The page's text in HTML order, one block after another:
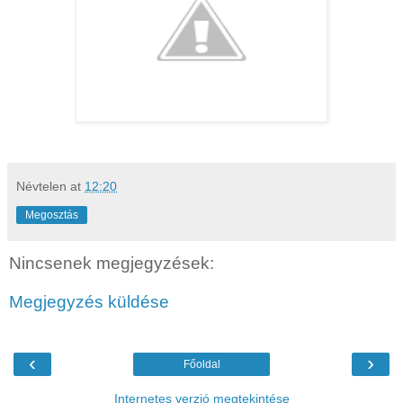
Névtelen at 12:20
Megosztás
Nincsenek megjegyzések:
Megjegyzés küldése
‹ ›
Főoldal
Internetes verzió megtekintése